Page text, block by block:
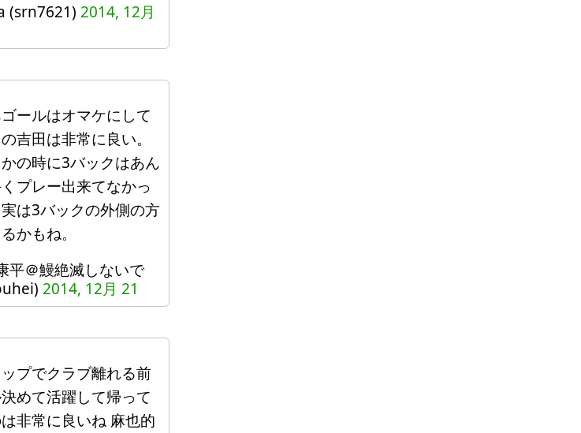
(srn7621) 2014, 12月
ールはオマケにして
吉田は非常に良い。
の時に3バックはあん
プレー出来てなかっ
は3バックの外側の方
かもね。
平＠鰻絶滅しないで
2014, 12月 21
プでクラブ離れる前
めて活躍して帰って
非常に良いね 麻也的